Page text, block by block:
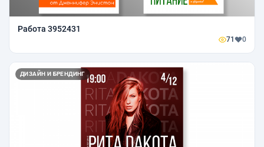
Работа 3952431
71 0
ДИЗАЙН И БРЕНДИНГ